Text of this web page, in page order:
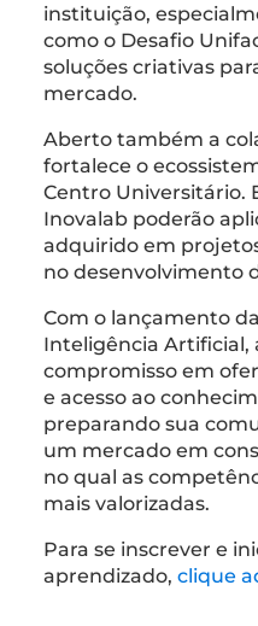
instituição,
como o Desafio
soluções criativas
mercado.
Aberto também a
fortalece o
Centro Universitário.
Inovalab poderão
adquirido em
no desenvolvimento
Com o lançamento
Inteligência Artificial,
compromisso em
e acesso ao
preparando sua
um mercado em
no qual as
mais valorizadas.
Para se inscrever e
aprendizado, clique